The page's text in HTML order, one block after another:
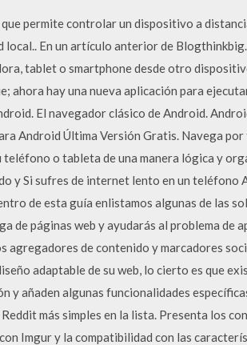
permite controlar un dispositivo a
local.. En un artículo anterior de
tablet o smartphone desde otro
ahora hay una nueva aplicación para
El navegador clásico de Android.
Android Última Versión Gratis. Navega
o tableta de una manera lógica y
y Si sufres de internet lento en un teléfono
de esta guía enlistamos algunas de las
de páginas web y ayudarás al problema de
agregadores de contenido y marcadores
adaptable de su web, lo cierto es que
y añaden algunas funcionalidades
más simples en la lista. Presenta los
Imgur y la compatibilidad con las